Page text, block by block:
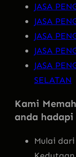
JASA
JASA
JASA
JASA
JASA
SELATAN
Kami
anda hadapi
Mulai